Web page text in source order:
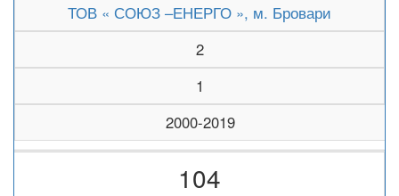
ТОВ « СОЮЗ –ЕНЕРГО », м. Бровари
2
1
2000-2019
104